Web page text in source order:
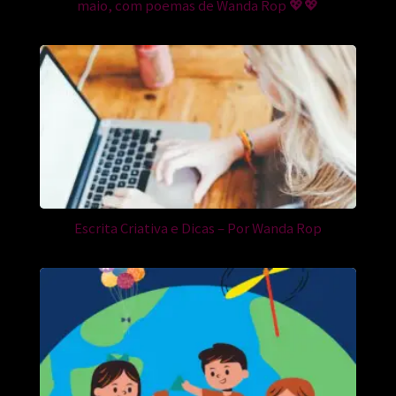
maio, com poemas de Wanda Rop 💖💖
Escrita Criativa e Dicas – Por Wanda Rop